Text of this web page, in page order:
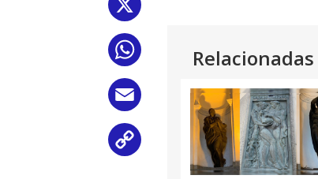
WhatsAppRelacionadas